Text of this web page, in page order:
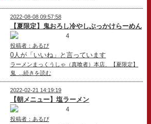
2022-08-08 09:57:58
【夏限定】鬼おろし冷やしぶっかけらーめん
4
投稿者：あるび
0人が「いいね」と言っています
ラーメンまっくうしゃ（真喰者）本店、【夏限定】
鬼 ...続きを読む
2022-02-21 14:19:19
【朝メニュー】塩ラーメン
4
投稿者：あるび